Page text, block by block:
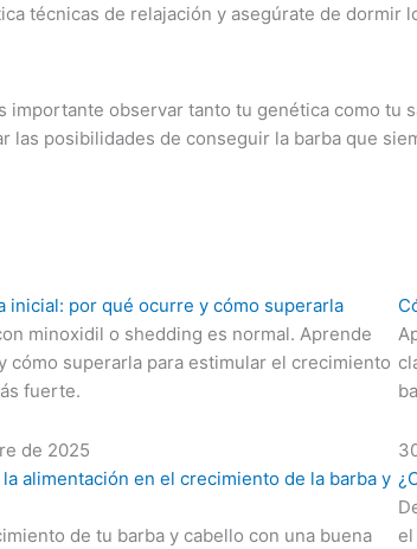
técnicas de relajación y asegúrate de dormir
observar tanto tu genética como tu
posibilidades de conseguir la barba que
inicial: por qué ocurre y cómo superarla
minoxidil o shedding es normal. Aprende
cómo superarla para estimular el crecimiento
fuerte.
de 2025
alimentación en el crecimiento de la barba y
de tu barba y cabello con una buena